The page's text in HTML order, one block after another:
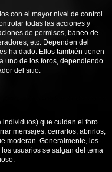
con el mayor nivel de control
todas las acciones y
de permisos, baneo de
etc. Dependen del
ha dado. Ellos también tienen
uno de los foros, dependiendo
del sitio.
individuos) que cuidan el foro
mensajes, cerrarlos, abrirlos,
moderan. Generalmente, los
usuarios se salgan del tema